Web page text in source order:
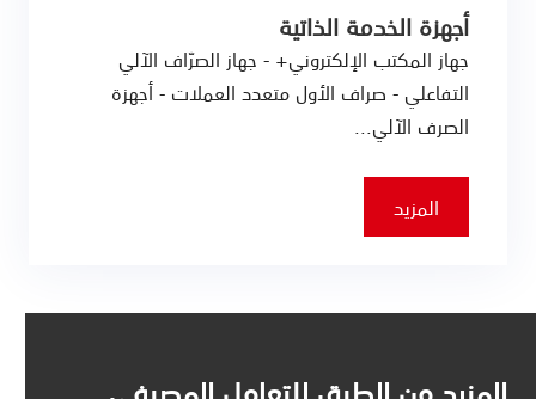
أجهزة الخدمة الذاتية
جهاز المكتب الإلكتروني+ - جهاز الصرّاف الآلي
التفاعلي - صراف الأول متعدد العملات - أجهزة
الصرف الآلي...
المزيد